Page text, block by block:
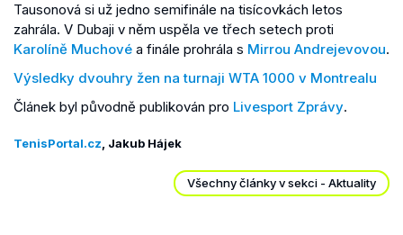
Tausonová si už jedno semifinále na tisícovkách letos
zahrála. V Dubaji v něm uspěla ve třech setech proti
Karolíně Muchové a finále prohrála s Mirrou Andrejevovou.
Výsledky dvouhry žen na turnaji WTA 1000 v Montrealu
Článek byl původně publikován pro Livesport Zprávy.
TenisPortal.cz , Jakub Hájek
Všechny články v sekci - Aktuality